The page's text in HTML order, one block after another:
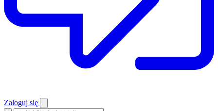
Zaloguj się